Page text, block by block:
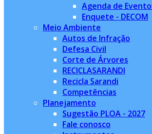
Agenda de
Enquete - DECOM
Meio Ambiente
Autos de Infração
Defesa Civil
Corte de Árvores
RECICLASARANDI
Recicla Sarandi
Competências
Planejamento
Sugestão PLOA - 2027
Fale conosco